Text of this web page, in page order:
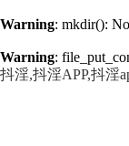
Warning: mkdir():
Warning:
抖淫,抖淫APP,抖淫